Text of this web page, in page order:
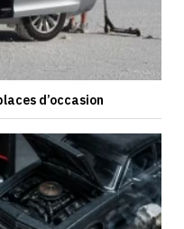
d’occasion